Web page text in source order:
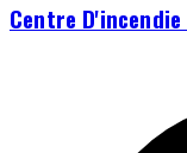
Centre